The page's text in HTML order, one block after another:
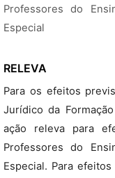
Professores do
Especial
RELEVA
Para os efeitos
Jurídico da
ação releva para
Professores do
Especial. Para